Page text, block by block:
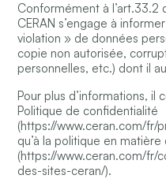
Conformément à l’art.33.2
CERAN s’engage à
violation » de données
copie non autorisée,
personnelles, etc.) dont il
Pour plus d’informations, il
Politique de confidentialité
(https://www.ceran.com/fr/
qu’à la politique en matière
(https://www.ceran.com/fr/
des-sites-ceran/).